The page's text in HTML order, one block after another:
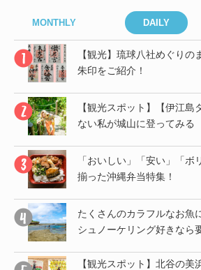
MONTHLY DAILY
【観光】琉球八社めぐりの
朱印をご紹介！
【観光スポット】【伊江島
ない私が城山に登ってみる
「おいしい」「安い」「
揃った沖縄弁当特集！
たくさんのカラフルなお魚
シュノーケリング好きなら
【観光スポット】北谷の美